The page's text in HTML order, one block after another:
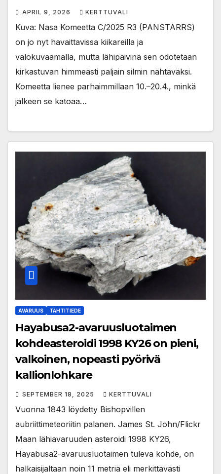
APRIL 9, 2026 KERTTUVALI
Kuva: Nasa Komeetta C/2025 R3 (PANSTARRS)
on jo nyt havaittavissa kiikareilla ja
valokuvaamalla, mutta lähipäivinä sen odotetaan
kirkastuvan himmeästi paljain silmin nähtäväksi.
Komeetta lienee parhaimmillaan 10.–20.4., minkä
jälkeen se katoaa…
AVARUUS TÄHTITIEDE
Hayabusa2-avaruusluotaimen
kohdeasteroidi 1998 KY26 on pieni,
valkoinen, nopeasti pyörivä
kallionlohkare
SEPTEMBER 18, 2025 KERTTUVALI
Vuonna 1843 löydetty Bishopvillen
aubriittimeteoriitin palanen. James St. John/Flickr
Maan lähiavaruuden asteroidi 1998 KY26,
Hayabusa2-avaruusluotaimen tuleva kohde, on
halkaisijaltaan noin 11 metriä eli merkittävästi